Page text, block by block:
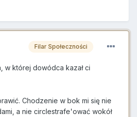
Filar Społeczności
w której dowódca kazał ci
Chodzenie w bok mi się nie
a nie circlestrafe'ować wokół